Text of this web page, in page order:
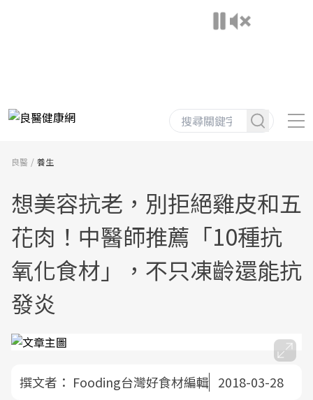
良醫 養生
想美容抗老，別拒絕雞皮和五
花肉！中醫師推薦「10種抗
氧化食材」，不只凍齡還能抗
發炎
撰文者： Fooding台灣好食材編輯 2018-03-28